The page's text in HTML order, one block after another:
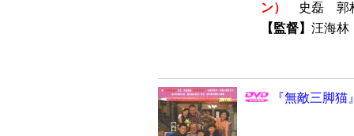
ン）
史磊 郭
【監督】 汪海
『無敵三脚